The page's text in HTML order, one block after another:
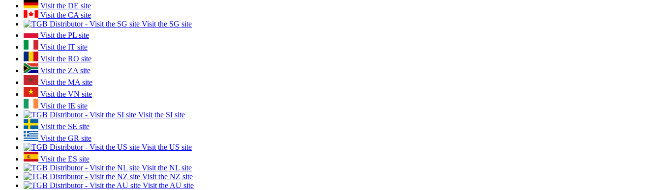
Visit the DE site
Visit the CA site
Visit the SG site
Visit the PL site
Visit the IT site
Visit the RO site
Visit the ZA site
Visit the MA site
Visit the VN site
Visit the IE site
Visit the SI site
Visit the SE site
Visit the GR site
Visit the US site
Visit the ES site
Visit the NL site
Visit the NZ site
Visit the AU site